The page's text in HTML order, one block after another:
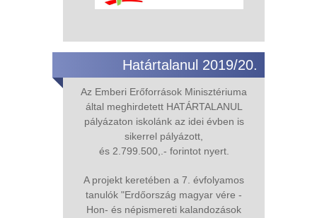
Határtalanul 2019/20.
Az Emberi Erőforrások Minisztériuma
által meghirdetett HATÁRTALANUL
pályázaton iskolánk az idei évben is
sikerrel pályázott,
és 2.799.500,.- forintot nyert.
A projekt keretében a 7. évfolyamos
tanulók "Erdőország magyar vére -
Hon- és népismereti kalandozások